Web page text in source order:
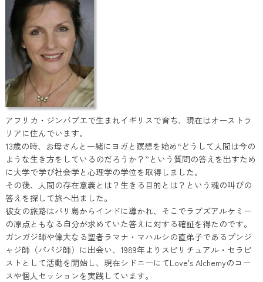
アフリカ・ジンバブエで生まれイギリスで育ち、現在はオーストラ
リアに住んでいます。
13歳の時、お母さんと一緒にヨガと瞑想を始め“どうして人間は今の
ような生き方をしているのだろうか？”という質問の答えを出すため
に大学で学び社会学と心理学の学位を取得しました。
その後、人間の存在意義とは？生きる目的とは？という魂の叫びの
答えを探して旅へ出ました。
彼女の旅路はバリ島からインドに導かれ、そこでラブズアルケミー
の原点ともなる自分が求めていた答えに対する確証を得たのです。
ガンガジ師や偉大なる聖者ラマナ・マハルシの直弟子であるプンジ
ャジ師（パパジ師）に出会い、1989年よりスピリチュアル・セラピ
ストとして活動を開始し、現在シドニーにてLove's Alchemyのコー
スや個人セッションを実践しています。